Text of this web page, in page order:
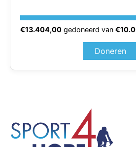
€13.404,00 gedoneerd van
Doneren